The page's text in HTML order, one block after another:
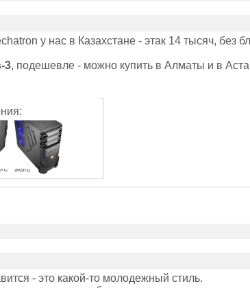
у нас в Казахстане - этак 14 тысяч, без
3, подешевле - можно купить в Алматы и в
- это какой-то молодежный стиль.